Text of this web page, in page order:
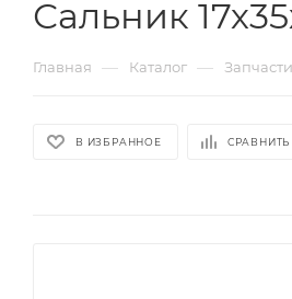
Сальник
Главная — Каталог — Запчасти
В ИЗБРАННОЕ СРАВНИТЬ